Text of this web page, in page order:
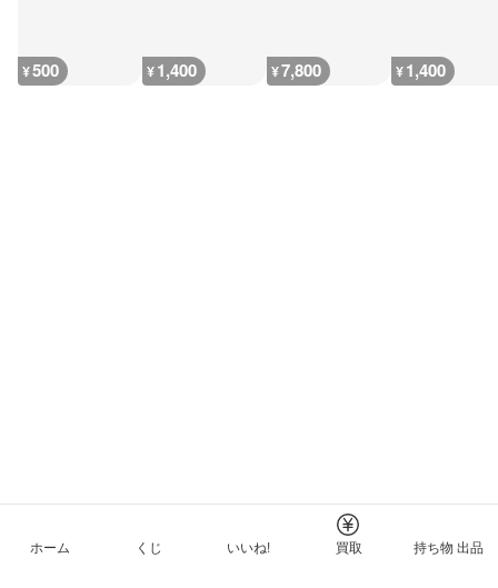
¥500 ¥1,400 ¥7,800 ¥1,400
ホーム くじ いいね! 買取 持ち物 出品